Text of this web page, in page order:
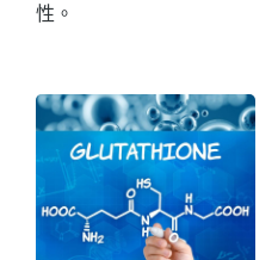
性。